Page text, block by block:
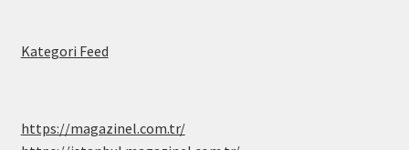
Kategori Feed
https://magazinel.com.tr/